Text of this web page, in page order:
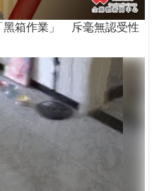
黑箱作業」 斥毫無認受性